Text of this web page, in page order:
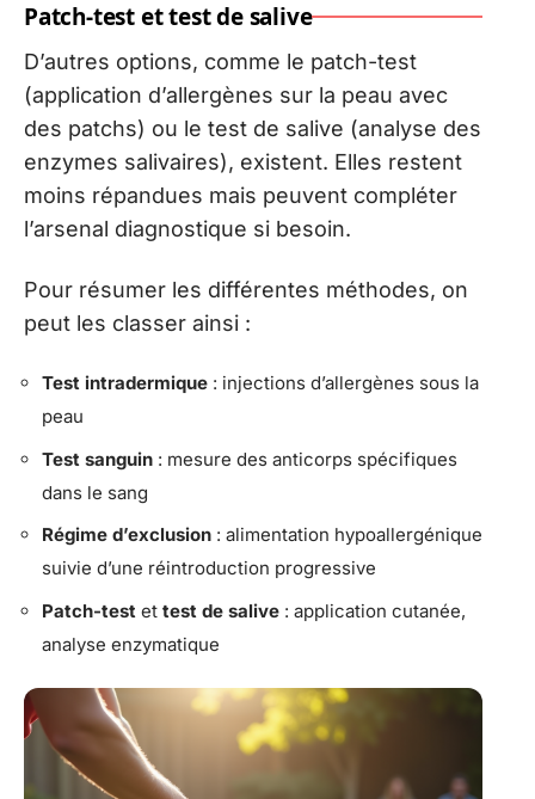
Patch-test et test de salive
D’autres options, comme le patch-test
(application d’allergènes sur la peau avec
des patchs) ou le test de salive (analyse des
enzymes salivaires), existent. Elles restent
moins répandues mais peuvent compléter
l’arsenal diagnostique si besoin.
Pour résumer les différentes méthodes, on
peut les classer ainsi :
Test intradermique : injections d’allergènes sous la
peau
Test sanguin : mesure des anticorps spécifiques
dans le sang
Régime d’exclusion : alimentation hypoallergénique
suivie d’une réintroduction progressive
Patch-test et test de salive : application cutanée,
analyse enzymatique